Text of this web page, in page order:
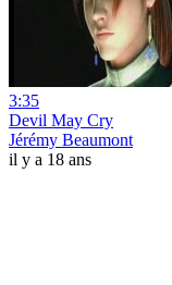
3:35
Devil May Cry
Jérémy Beaumont
il y a 18 ans